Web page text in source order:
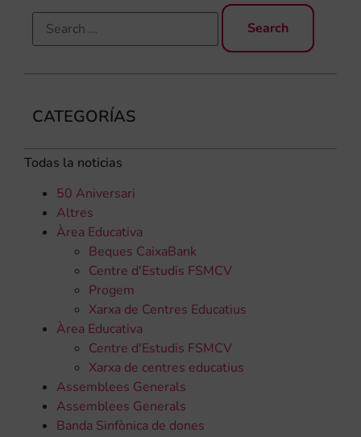
CATEGORÍAS
Todas la noticias
50 Aniversari
Altres
Àrea Educativa
Beques CaixaBank
Centre d'Estudis FSMCV
Progem
Xarxa de Centres Educatius
Àrea Educativa
Centre d'Estudis FSMCV
Xarxa de centres educatius
Assemblees Generals
Assemblees Generals
Banda Sinfònica de dones